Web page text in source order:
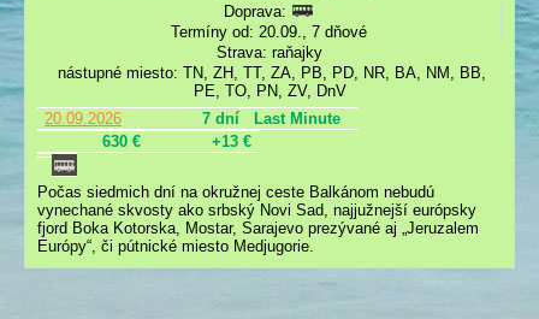
Doprava:
Termíny od: 20.09., 7 dňové
Strava: raňajky
nástupné miesto: TN, ZH, TT, ZA, PB, PD, NR, BA, NM, BB,
PE, TO, PN, ZV, DnV
20.09.2026
7 dní
Last Minute
630 €
+13 €
Počas siedmich dní na okružnej ceste Balkánom nebudú
vynechané skvosty ako srbský Novi Sad, najjužnejší európsky
fjord Boka Kotorska, Mostar, Sarajevo prezývané aj „Jeruzalem
Európy“, či pútnické miesto Medjugorie.